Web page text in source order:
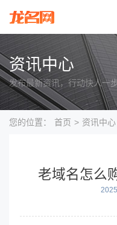
资讯中心
发布最新资讯，行动快人一
您的位置： 首页 > 资讯中心
老域名怎么